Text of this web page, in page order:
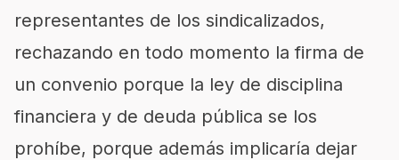
representantes de los sindicalizados,
rechazando en todo momento la firma de
un convenio porque la ley de disciplina
financiera y de deuda pública se los
prohíbe, porque además implicaría dejar